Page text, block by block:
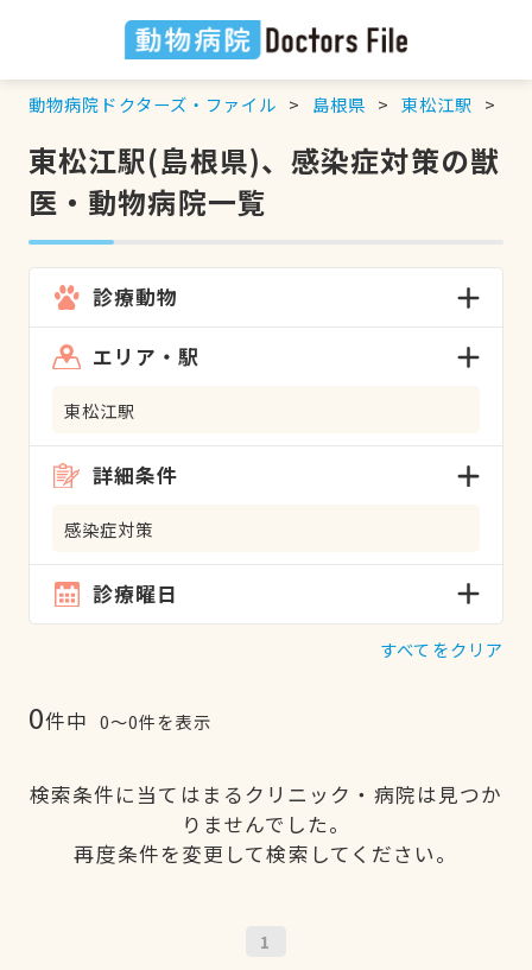
動物病院ドクターズ・ファイル 島根県 東松江駅
東松江駅(島根県)、感染症対策の獣
医・動物病院一覧
診療動物
エリア・駅
東松江駅
詳細条件
感染症対策
診療曜日
すべてをクリア
0件中 0〜0件を表示
検索条件に当てはまるクリニック・病院は見つか
りませんでした。
再度条件を変更して検索してください。
1